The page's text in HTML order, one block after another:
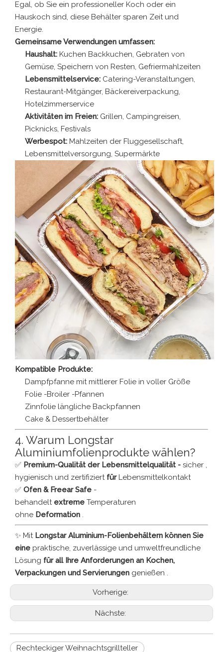
Egal, ob Sie ein professioneller Koch oder ein
Hauskoch sind, diese Behälter sparen Zeit und
Energie.
Gemeinsame Verwendungen umfassen:
Haushalt: Kuchen Backkuchen, Gebraten von
Gemüse, Speichern von Resten, Gefriermahlzeiten
Lebensmittelservice: Catering-Veranstaltungen,
Restaurant-Mitgänger, Bäckereiverpackung,
Hotelzimmerservice
Aktivitäten im Freien: Grillen, Campingreisen,
Picknicks, Festivals
Werbespot: Mahlzeiten der Fluggesellschaft,
Lebensmittelversorgung, Supermärkte
Kompatible Produkte:
Dampfpfanne mit mittlerer Folie in voller Größe
Folie -Broiler -Pfannen
Zinnfolie längliche Backpfannen
Cake & Dessertbehälter
4. Warum Longstar
Aluminiumfolienprodukte wählen?
✅ Premium-Qualität der Lebensmittelqualität - sicher ,
hygienisch und zertifiziert für Lebensmittelkontakt
✅ Ofen & Freear Safe -
behandelt extreme Temperaturen
ohne Deformation .
✨ Mit Longstar Aluminium-Folienbehältern können Sie
eine praktische, zuverlässige und umweltfreundliche
Lösung für all Ihre Anforderungen an Kochen,
Verpackungen und Servierungen genießen .
Vorherige:
Nächste:
Rechteckiger Weihnachtsgrillteller